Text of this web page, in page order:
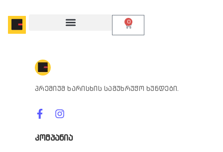
0
პრემიუმ ხარისხის სამუხრუჭო ხუნდები.
კომპანია